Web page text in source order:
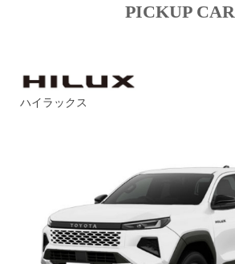
PICKUP CAR
ハイラックス